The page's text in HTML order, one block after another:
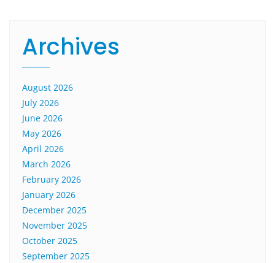
Archives
August 2026
July 2026
June 2026
May 2026
April 2026
March 2026
February 2026
January 2026
December 2025
November 2025
October 2025
September 2025